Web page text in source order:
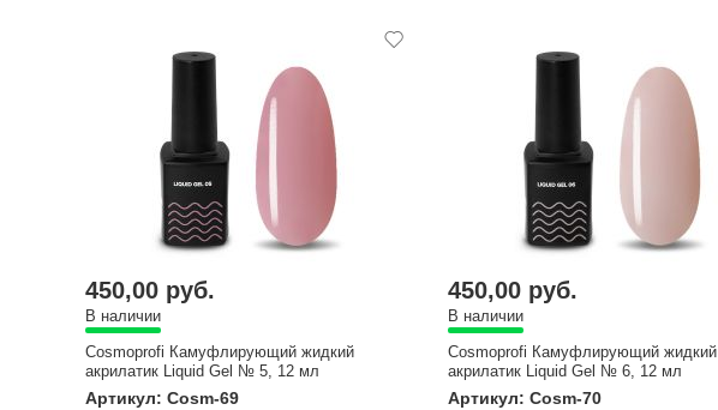
450,00 руб.
В наличии
Cosmoprofi Камуфлирующий жидкий
акрилатик Liquid Gel № 5, 12 мл
Артикул: Cosm-69
450,00 руб.
В наличии
Cosmoprofi Камуфлирующий жидкий
акрилатик Liquid Gel № 6, 12 мл
Артикул: Cosm-70